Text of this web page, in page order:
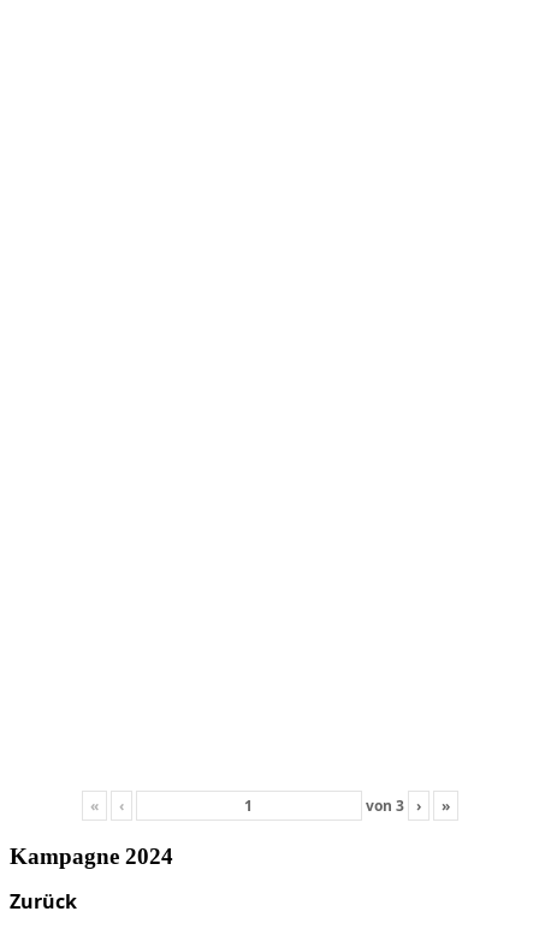
« ‹ von 3 › »
Kampagne 2024
Zurück